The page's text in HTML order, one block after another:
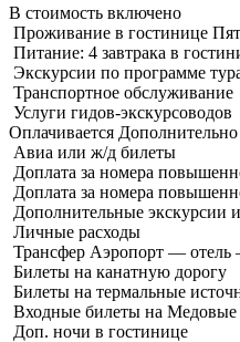
В стоимость включено
Проживание в гостинице
Питание: 4 завтрака в
Экскурсии по программе
Транспортное обслуживание
Услуги гидов-экскурсоводов
Оплачивается Дополнительно
Авиа или ж/д билеты
Доплата за номера
Доплата за номера
Дополнительные экскурсии
Личные расходы
Трансфер Аэропорт — отель
Билеты на канатную дорогу
Билеты на термальные
Входные билеты на Медовые
Доп. ночи в гостинице